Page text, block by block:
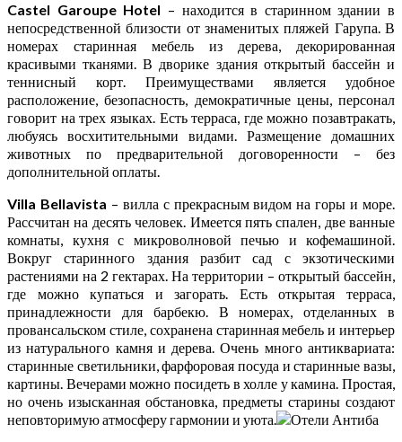
Castel Garoupe Hotel – находится в старинном здании в
непосредственной близости от знаменитых пляжей Гарупа. В
номерах старинная мебель из дерева, декорированная
красивыми тканями. В дворике здания открытый бассейн и
теннисный корт. Преимуществами является удобное
расположение, безопасность, демократичные цены, персонал
говорит на трех языках. Есть терраса, где можно позавтракать,
любуясь восхитительными видами. Размещение домашних
животных по предварительной договоренности – без
дополнительной оплаты.
Villa Bellavista – вилла с прекрасным видом на горы и море.
Рассчитан на десять человек. Имеется пять спален, две ванные
комнаты, кухня с микроволновой печью и кофемашиной.
Вокруг старинного здания разбит сад с экзотическими
растениями на 2 гектарах. На территории – открытый бассейн,
где можно купаться и загорать. Есть открытая терраса,
принадлежности для барбекю. В номерах, отделанных в
провансальском стиле, сохранена старинная мебель и интерьер
из натурального камня и дерева. Очень много антиквариата:
старинные светильники, фарфоровая посуда и старинные вазы,
картины. Вечерами можно посидеть в холле у камина. Простая,
но очень изысканная обстановка, предметы старины создают
неповторимую атмосферу гармонии и уюта.